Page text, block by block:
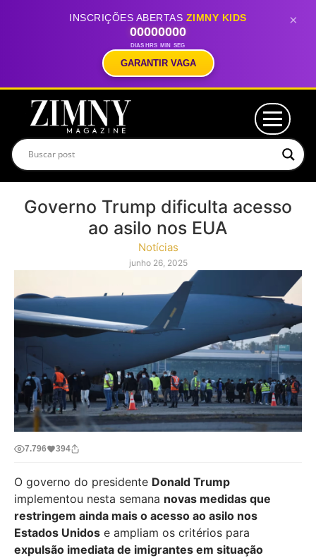
INSCRIÇÕES ABERTAS ZIMNY KIDS
00
DIAS
00
HRS
00
MIN
00
SEG
GARANTIR VAGA
×
Governo Trump dificulta acesso
ao asilo nos EUA
Notícias
junho 26, 2025
7.796 394
O governo do presidente Donald Trump
implementou nesta semana novas medidas que
restringem ainda mais o acesso ao asilo nos
Estados Unidos e ampliam os critérios para
expulsão imediata de imigrantes em situação